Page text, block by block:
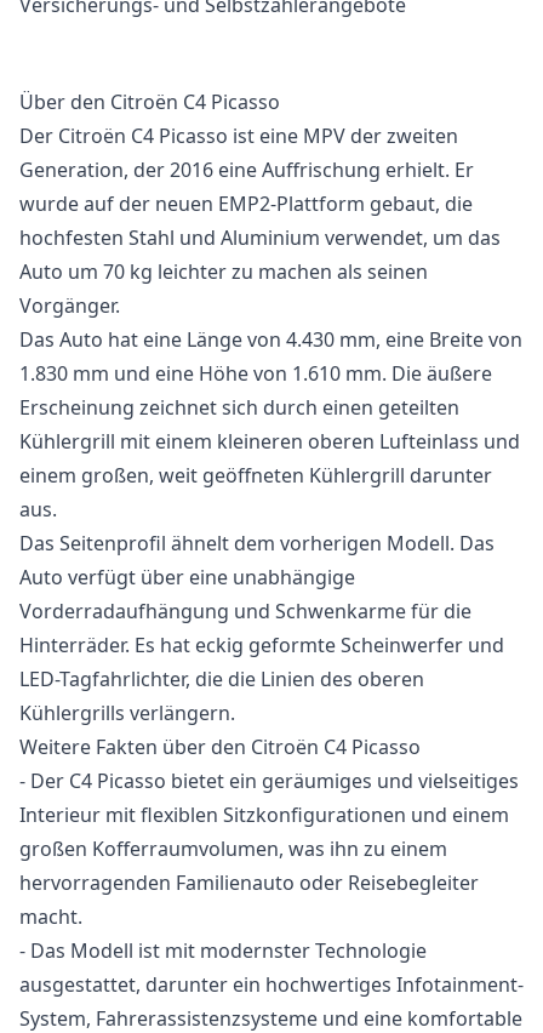
Über den Citroën C4 Picasso
Der Citroën C4 Picasso ist eine MPV der zweiten
Generation, der 2016 eine Auffrischung erhielt. Er
wurde auf der neuen EMP2-Plattform gebaut, die
hochfesten Stahl und Aluminium verwendet, um das
Auto um 70 kg leichter zu machen als seinen
Vorgänger.
Das Auto hat eine Länge von 4.430 mm, eine Breite von
1.830 mm und eine Höhe von 1.610 mm. Die äußere
Erscheinung zeichnet sich durch einen geteilten
Kühlergrill mit einem kleineren oberen Lufteinlass und
einem großen, weit geöffneten Kühlergrill darunter
aus.
Das Seitenprofil ähnelt dem vorherigen Modell. Das
Auto verfügt über eine unabhängige
Vorderradaufhängung und Schwenkarme für die
Hinterräder. Es hat eckig geformte Scheinwerfer und
LED-Tagfahrlichter, die die Linien des oberen
Kühlergrills verlängern.
Weitere Fakten über den Citroën C4 Picasso
- Der C4 Picasso bietet ein geräumiges und vielseitiges
Interieur mit flexiblen Sitzkonfigurationen und einem
großen Kofferraumvolumen, was ihn zu einem
hervorragenden Familienauto oder Reisebegleiter
macht.
- Das Modell ist mit modernster Technologie
ausgestattet, darunter ein hochwertiges Infotainment-
System, Fahrerassistenzsysteme und eine komfortable